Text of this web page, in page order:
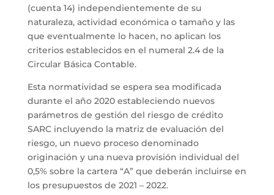
(cuenta 14) independientemente de su
naturaleza, actividad económica o tamaño y las
que eventualmente lo hacen, no aplican los
criterios establecidos en el numeral 2.4 de la
Circular Básica Contable.
Esta normatividad se espera sea modificada
durante el año 2020 estableciendo nuevos
parámetros de gestión del riesgo de crédito
SARC incluyendo la matriz de evaluación del
riesgo, un nuevo proceso denominado
originación y una nueva provisión individual del
0,5% sobre la cartera “A” que deberán incluirse en
los presupuestos de 2021 – 2022.